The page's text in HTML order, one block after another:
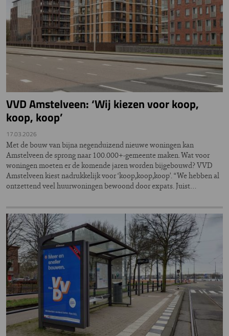
VVD Amstelveen: ‘Wij kiezen voor koop,
koop, koop’
17.03.2026
Met de bouw van bijna negenduizend nieuwe woningen kan
Amstelveen de sprong naar 100.000+-gemeente maken. Wat voor
woningen moeten er de komende jaren worden bijgebouwd? VVD
Amstelveen kiest nadrukkelijk voor ‘koop,koop,koop’. “We hebben al
ontzettend veel huurwoningen bewoond door expats. Juist…